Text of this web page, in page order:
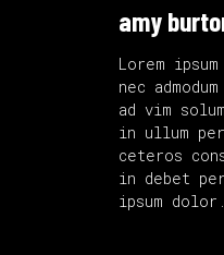
amy
Lorem
nec
ad vim
in ullum
ceteros
in debet
ipsum dolor.